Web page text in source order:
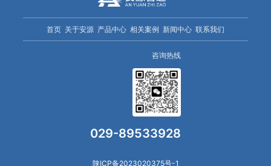
首页 关于安源 产品中心 相关案例 新闻中心 联系我们
咨询热线
029-89533928
陕ICP备2023020375号-1